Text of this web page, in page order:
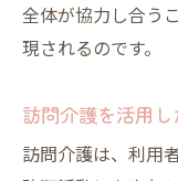
全体が協力し合う
現されるのです。
訪問介護を活用
訪問介護は、利用